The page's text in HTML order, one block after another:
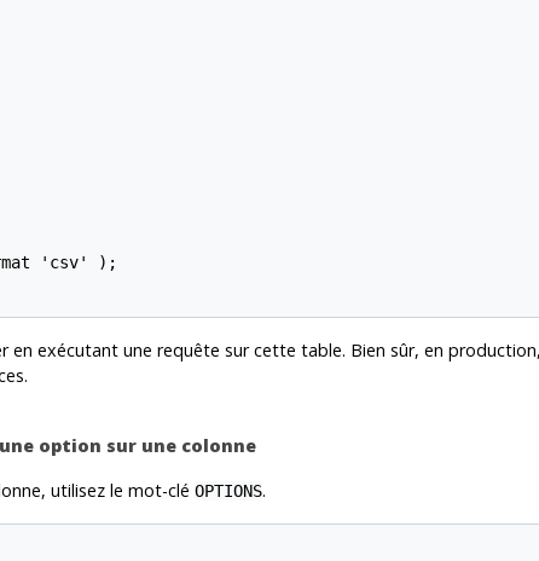
'csv' );
exécutant une requête sur cette table. Bien sûr, en
option sur une colonne
utilisez le mot-clé OPTIONS.